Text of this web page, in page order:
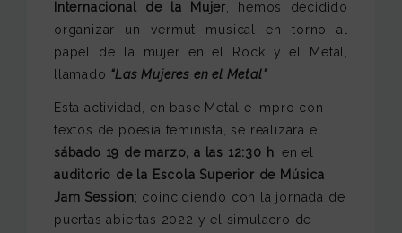
Internacional de la Mujer , hemos decidido
organizar un vermut musical en torno al
papel de la mujer en el Rock y el Metal,
llamado “Las Mujeres en el Metal”.
Esta actividad, en base Metal e Impro con
textos de poesía feminista, se realizará el
sábado 19 de marzo, a las 12:30 h , en el
auditorio de la Escola Superior de Música
Jam Session; coincidiendo con la jornada de
puertas abiertas 2022 y el simulacro de